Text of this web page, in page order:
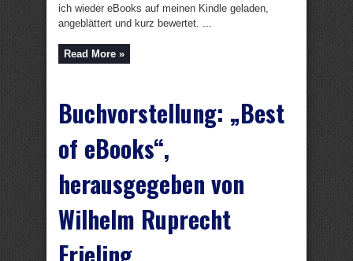
ich wieder eBooks auf meinen Kindle geladen,
angeblättert und kurz bewertet. ...
Read More »
Buchvorstellung: „Best
of eBooks“,
herausgegeben von
Wilhelm Ruprecht